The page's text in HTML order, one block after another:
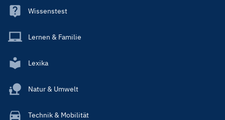
Wissenstest
Lernen & Familie
Lexika
Natur & Umwelt
Technik & Mobilität